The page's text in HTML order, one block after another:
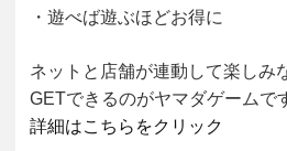
・遊べば遊ぶほどお得に
ネットと店舗が連動して楽しみ
GETできるのがヤマダゲームで
詳細はこちらをクリック